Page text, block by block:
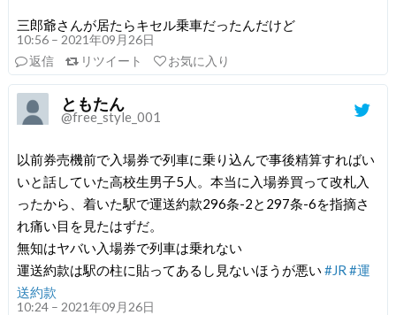
三郎爺さんが居たらキセル乗車だったんだけど
10:56 – 2021年09月26日
返信
リツイート お気に入り
ともたん
@free_style_001
以前券売機前で入場券で列車に乗り込んで事後精算すればい
いと話していた高校生男子5人。本当に入場券買って改札入
ったから、着いた駅で運送約款296条-2と297条-6を指摘さ
れ痛い目を見たはずだ。
無知はヤバい入場券で列車は乗れない
運送約款は駅の柱に貼ってあるし見ないほうが悪い #JR #運
送約款
10:24 – 2021年09月26日